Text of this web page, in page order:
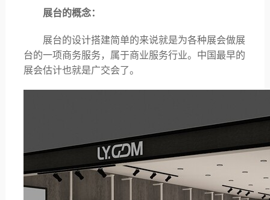
展台的概念：
展台的设计搭建简单的来说就是为各种展会做展
台的一项商务服务，属于商业服务行业。中国最早的
展会估计也就是广交会了。